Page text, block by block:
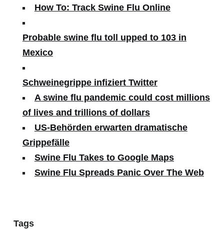
How To: Track Swine Flu Online
Probable swine flu toll upped to 103 in
Mexico
Schweinegrippe infiziert Twitter
A swine flu pandemic could cost millions
of lives and trillions of dollars
US-Behörden erwarten dramatische
Grippefälle
Swine Flu Takes to Google Maps
Swine Flu Spreads Panic Over The Web
Tags